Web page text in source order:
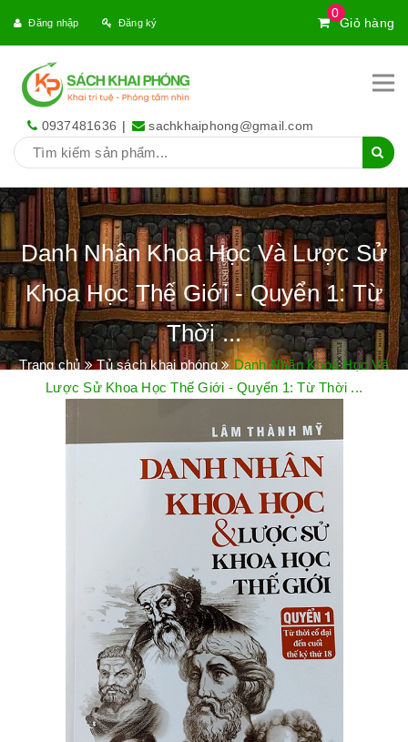
0
Giỏ hàng
Đăng nhập Đăng ký
0937481636 | sachkhaiphong@gmail.com
Danh Nhân Khoa Học Và Lược Sử
Khoa Học Thế Giới - Quyển 1: Từ
Thời ...
Trang chủ Tủ sách khai phóng
Danh Nhân Khoa Học Và
Lược Sử Khoa Học Thế Giới - Quyển 1: Từ Thời ...